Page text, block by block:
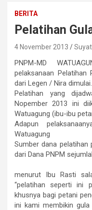
BERITA
Pelatihan
4 November 2013
PNPM-MD
pelaksanaan
dari Legen / Nira dimulai.
Pelatihan yang
Nopember 2013 ini
Watuagung (ibu-ibu
Adapun
Watuagung
Sumber dana
dari Dana PNPM
menurut Ibu Rasti
“pelatihan seperti ini
khusnya bagi petani
ini kami membikin